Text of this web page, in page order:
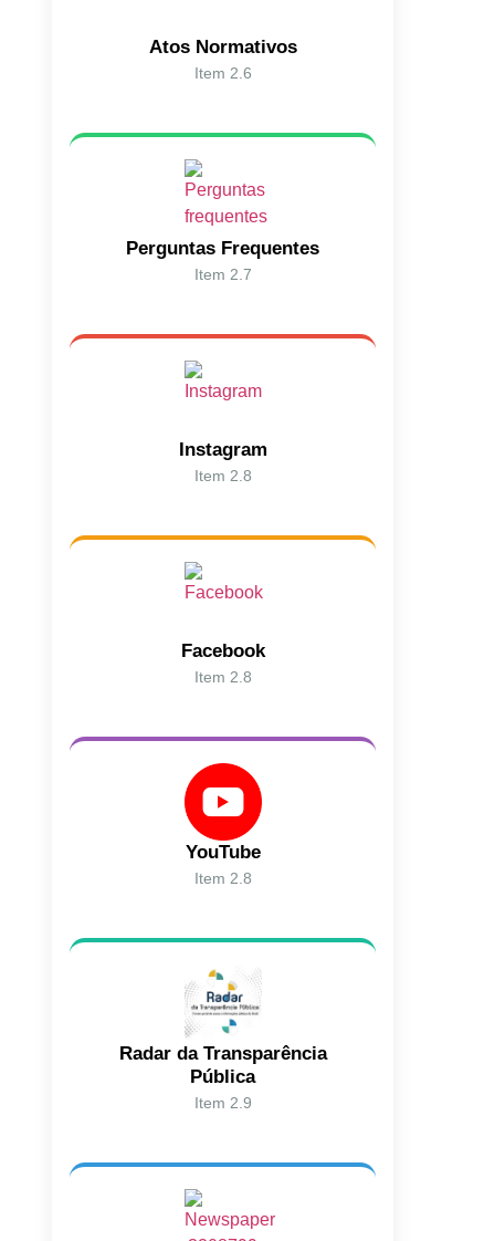
Atos Normativos
Item 2.6
Perguntas Frequentes
Item 2.7
Instagram
Item 2.8
Facebook
Item 2.8
YouTube
Item 2.8
Radar da Transparência
Pública
Item 2.9